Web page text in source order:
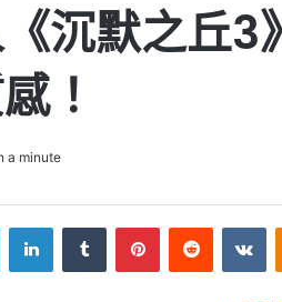
沉默之丘3
！
a minute